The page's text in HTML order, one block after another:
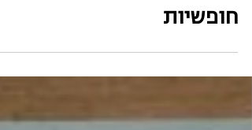
מפלגות – איום על בחירות
חופשיות